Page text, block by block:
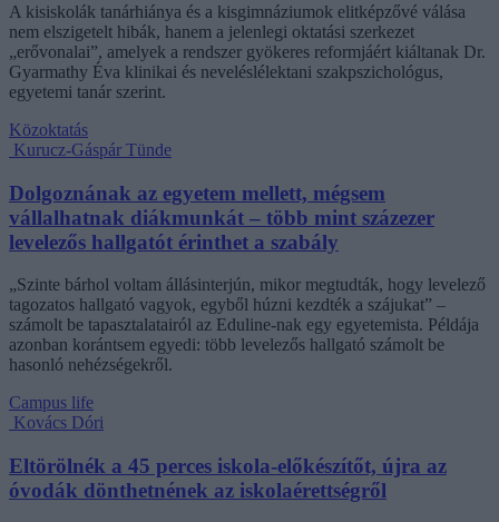
A kisiskolák tanárhiánya és a kisgimnáziumok elitképzővé válása
nem elszigetelt hibák, hanem a jelenlegi oktatási szerkezet
„erővonalai”, amelyek a rendszer gyökeres reformjáért kiáltanak Dr.
Gyarmathy Éva klinikai és neveléslélektani szakpszichológus,
egyetemi tanár szerint.
Közoktatás
Kurucz-Gáspár Tünde
Dolgoznának az egyetem mellett, mégsem
vállalhatnak diákmunkát – több mint százezer
levelezős hallgatót érinthet a szabály
„Szinte bárhol voltam állásinterjún, mikor megtudták, hogy levelező
tagozatos hallgató vagyok, egyből húzni kezdték a szájukat” –
számolt be tapasztalatairól az Eduline-nak egy egyetemista. Példája
azonban korántsem egyedi: több levelezős hallgató számolt be
hasonló nehézségekről.
Campus life
Kovács Dóri
Eltörölnék a 45 perces iskola-előkészítőt, újra az
óvodák dönthetnének az iskolaérettségről